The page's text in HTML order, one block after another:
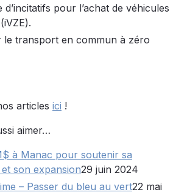
d’incitatifs pour l’achat de véhicules
le transport en commun à zéro
articles ici !
aimer…
à Manac pour soutenir sa
son expansion29 juin 2024
– Passer du bleu au vert22 mai